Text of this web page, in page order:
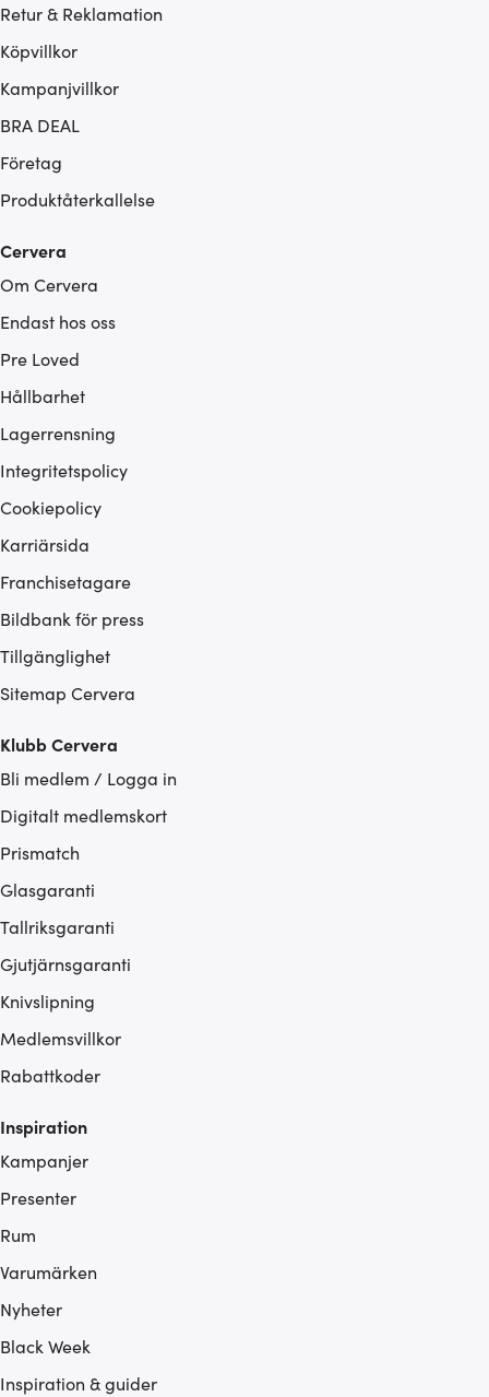
Retur & Reklamation
Köpvillkor
Kampanjvillkor
BRA DEAL
Företag
Produktåterkallelse
Cervera
Om Cervera
Endast hos oss
Pre Loved
Hållbarhet
Lagerrensning
Integritetspolicy
Cookiepolicy
Karriärsida
Franchisetagare
Bildbank för press
Tillgänglighet
Sitemap Cervera
Klubb Cervera
Bli medlem / Logga in
Digitalt medlemskort
Prismatch
Glasgaranti
Tallriksgaranti
Gjutjärnsgaranti
Knivslipning
Medlemsvillkor
Rabattkoder
Inspiration
Kampanjer
Presenter
Rum
Varumärken
Nyheter
Black Week
Inspiration & guider